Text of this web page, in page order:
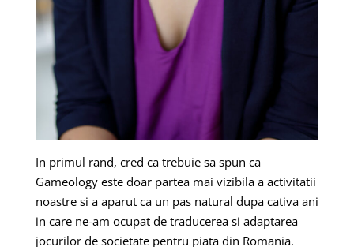
In primul rand, cred ca trebuie sa spun ca
Gameology este doar partea mai vizibila a activitatii
noastre si a aparut ca un pas natural dupa cativa ani
in care ne-am ocupat de traducerea si adaptarea
jocurilor de societate pentru piata din Romania.